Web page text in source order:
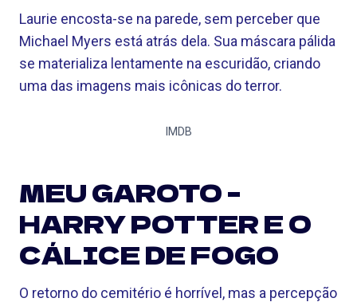
Laurie encosta-se na parede, sem perceber que
Michael Myers está atrás dela. Sua máscara pálida
se materializa lentamente na escuridão, criando
uma das imagens mais icônicas do terror.
IMDB
MEU GAROTO –
HARRY POTTER E O
CÁLICE DE FOGO
O retorno do cemitério é horrível, mas a percepção